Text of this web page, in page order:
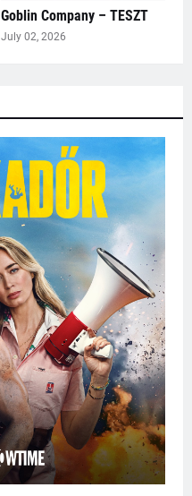
Goblin Company – TESZT
July 02, 2026